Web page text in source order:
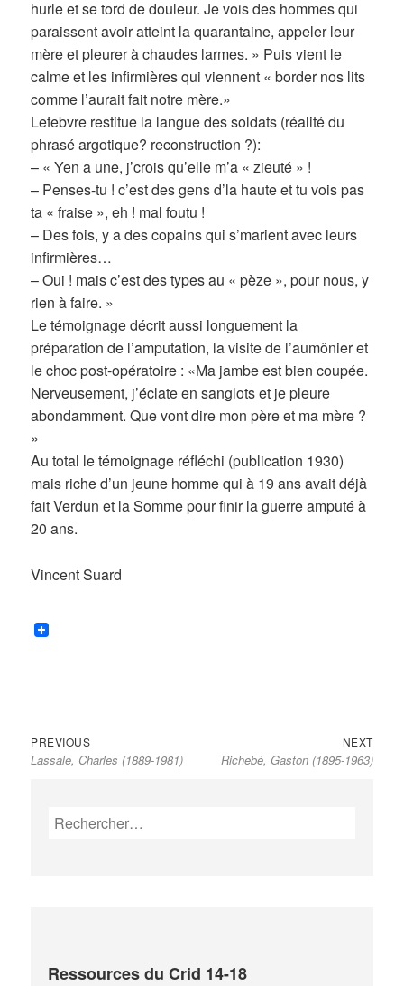
hurle et se tord de douleur. Je vois des hommes qui
paraissent avoir atteint la quarantaine, appeler leur
mère et pleurer à chaudes larmes. » Puis vient le
calme et les infirmières qui viennent « border nos lits
comme l’aurait fait notre mère.»
Lefebvre restitue la langue des soldats (réalité du
phrasé argotique? reconstruction ?):
– « Yen a une, j’crois qu’elle m’a « zieuté » !
– Penses-tu ! c’est des gens d’la haute et tu vois pas
ta « fraise », eh ! mal foutu !
– Des fois, y a des copains qui s’marient avec leurs
infirmières…
– Oui ! mais c’est des types au « pèze », pour nous, y
rien à faire. »
Le témoignage décrit aussi longuement la
préparation de l’amputation, la visite de l’aumônier et
le choc post-opératoire : «Ma jambe est bien coupée.
Nerveusement, j’éclate en sanglots et je pleure
abondamment. Que vont dire mon père et ma mère ?
»
Au total le témoignage réfléchi (publication 1930)
mais riche d’un jeune homme qui à 19 ans avait déjà
fait Verdun et la Somme pour finir la guerre amputé à
20 ans.
Vincent Suard
Navigation
de
PREVIOUSPrevious
post:
Lassale, Charles (1889-1981)
NEXTNext
post:
Richebé, Gaston (1895-1963)
Rechercher :
Ressources du Crid 14-18